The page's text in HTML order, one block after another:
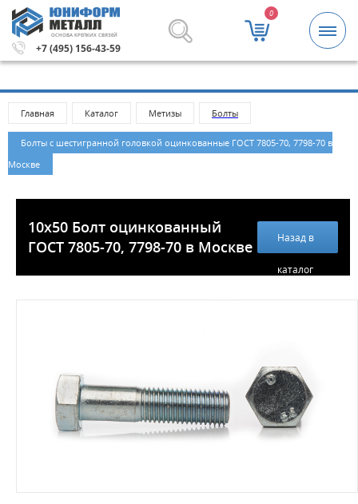
ОСНОВА КРЕПКИХ СВЯЗЕЙ
+7 (495) 156-43-59
0
Метизы и крепежные изделия оптом. Минимальная
Главная Каталог Метизы Болты
Болты с шестигранной головкой оцинкованные ГОСТ 7805-70, 7798-70 в
Москве
10x50 Болт оцинкованный
ГОСТ 7805-70, 7798-70 в Москве
Назад в
каталог